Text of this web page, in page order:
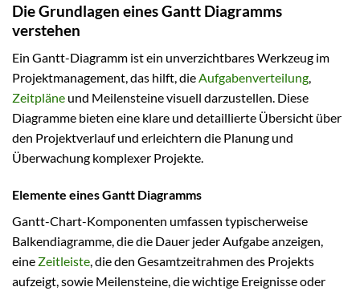
Die Grundlagen eines Gantt Diagramms
verstehen
Ein Gantt-Diagramm ist ein unverzichtbares Werkzeug im
Projektmanagement, das hilft, dieAufgabenverteilung,
Zeitpläne und Meilensteine visuell darzustellen. Diese
Diagramme bieten eine klare und detaillierte Übersicht über
den Projektverlauf und erleichtern die Planung und
Überwachung komplexer Projekte.
Elemente eines Gantt Diagramms
Gantt-Chart-Komponenten umfassen typischerweise
Balkendiagramme, die die Dauer jeder Aufgabe anzeigen,
eine Zeitleiste, die den Gesamtzeitrahmen des Projekts
aufzeigt, sowie Meilensteine, die wichtige Ereignisse oder